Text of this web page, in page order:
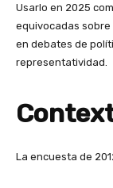
Usarlo en 2025
equivocadas
en debates de
representatividad.
La encuesta de